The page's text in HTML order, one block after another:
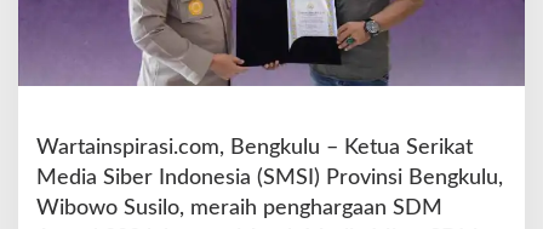
a
i
h
P
h
a
Wartainspirasi.com, Bengkulu – Ketua Serikat
Media Siber Indonesia (SMSI) Provinsi Bengkulu,
Wibowo Susilo, meraih penghargaan SDM